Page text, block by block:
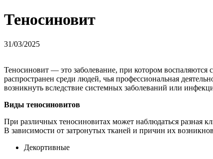
Теносиновит
31/03/2025
Теносиновит — это заболевание, при котором
распространен среди людей, чья профессиональная
возникнуть вследствие системных заболеваний или
Виды теносиновитов
При различных теносиновитах может наблюдаться разная
В зависимости от затронутых тканей и причин их
Декортивные